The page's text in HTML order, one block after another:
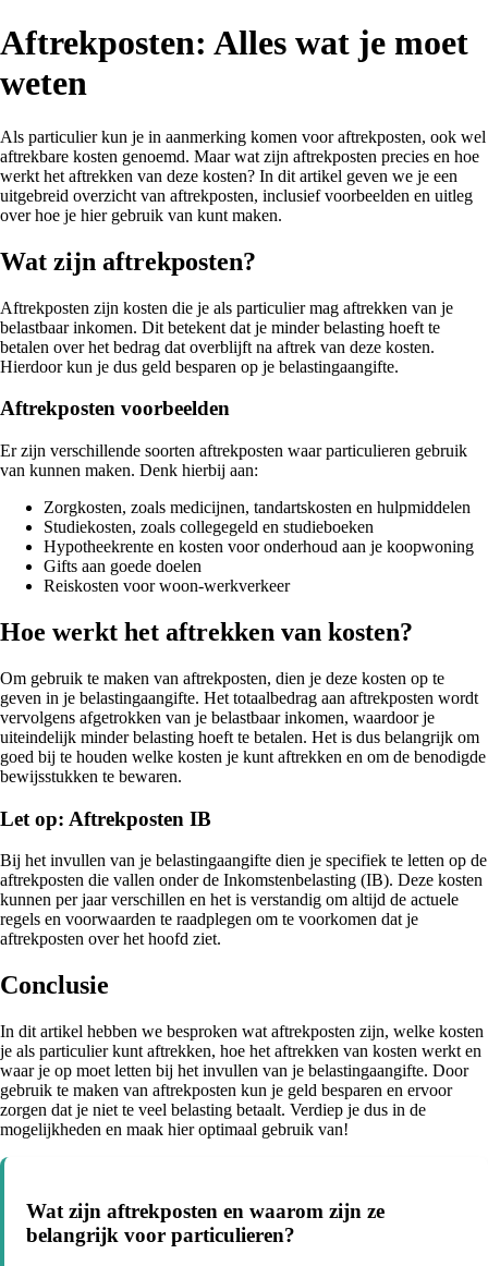
Aftrekposten: Alles wat je moet
weten
Als particulier kun je in aanmerking komen voor aftrekposten, ook wel
aftrekbare kosten genoemd. Maar wat zijn aftrekposten precies en hoe
werkt het aftrekken van deze kosten? In dit artikel geven we je een
uitgebreid overzicht van aftrekposten, inclusief voorbeelden en uitleg
over hoe je hier gebruik van kunt maken.
Wat zijn aftrekposten?
Aftrekposten zijn kosten die je als particulier mag aftrekken van je
belastbaar inkomen. Dit betekent dat je minder belasting hoeft te
betalen over het bedrag dat overblijft na aftrek van deze kosten.
Hierdoor kun je dus geld besparen op je belastingaangifte.
Aftrekposten voorbeelden
Er zijn verschillende soorten aftrekposten waar particulieren gebruik
van kunnen maken. Denk hierbij aan:
Zorgkosten, zoals medicijnen, tandartskosten en hulpmiddelen
Studiekosten, zoals collegegeld en studieboeken
Hypotheekrente en kosten voor onderhoud aan je koopwoning
Gifts aan goede doelen
Reiskosten voor woon-werkverkeer
Hoe werkt het aftrekken van kosten?
Om gebruik te maken van aftrekposten, dien je deze kosten op te
geven in je belastingaangifte. Het totaalbedrag aan aftrekposten wordt
vervolgens afgetrokken van je belastbaar inkomen, waardoor je
uiteindelijk minder belasting hoeft te betalen. Het is dus belangrijk om
goed bij te houden welke kosten je kunt aftrekken en om de benodigde
bewijsstukken te bewaren.
Let op: Aftrekposten IB
Bij het invullen van je belastingaangifte dien je specifiek te letten op de
aftrekposten die vallen onder de Inkomstenbelasting (IB). Deze kosten
kunnen per jaar verschillen en het is verstandig om altijd de actuele
regels en voorwaarden te raadplegen om te voorkomen dat je
aftrekposten over het hoofd ziet.
Conclusie
In dit artikel hebben we besproken wat aftrekposten zijn, welke kosten
je als particulier kunt aftrekken, hoe het aftrekken van kosten werkt en
waar je op moet letten bij het invullen van je belastingaangifte. Door
gebruik te maken van aftrekposten kun je geld besparen en ervoor
zorgen dat je niet te veel belasting betaalt. Verdiep je dus in de
mogelijkheden en maak hier optimaal gebruik van!
Wat zijn aftrekposten en waarom zijn ze
belangrijk voor particulieren?